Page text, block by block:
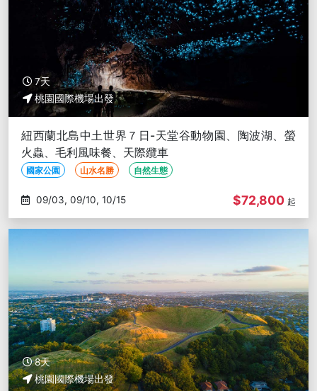
7天
桃園國際機場出發
紐西蘭北島中土世界７日-天堂谷動物園、陶波湖、螢
火蟲、毛利風味餐、天際纜車
國家公園 山水名勝 自然生態
09/03, 09/10, 10/15 $72,800 起
8天
桃園國際機場出發